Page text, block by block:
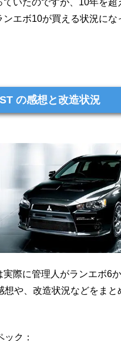
ていたのですが、10年を超
エボ10が買える状況にな
の感想と改造状況
実際に管理人がランエボ6
想や、改造状況などをまと
ク：